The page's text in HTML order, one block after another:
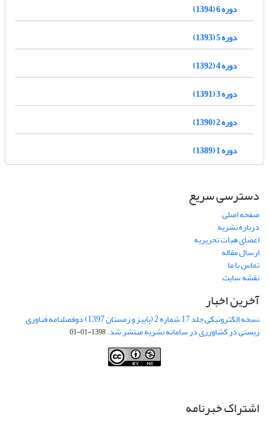
دوره 6 (1394)
دوره 5 (1393)
دوره 4 (1392)
دوره 3 (1391)
دوره 2 (1390)
دوره 1 (1389)
دسترسی سریع
صفحه اصلی
درباره نشریه
اعضای هیات تحریریه
ارسال مقاله
تماس با ما
نقشه سایت
آخرین اخبار
نسخه الکترونیکی جلد 17 شماره 2 (پاییز و زمستان 1397) دوفصلنامه فناوری
زیستی در کشاورزی در سامانه نشریه منتشر شد.1398-01-01
اشتراک خبرنامه